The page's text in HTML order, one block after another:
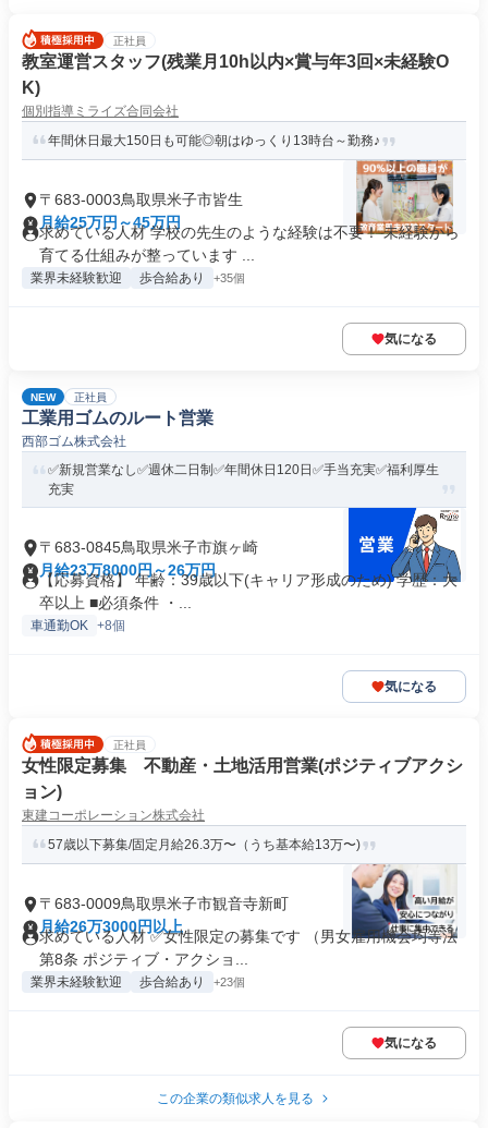
正社員
教室運営スタッフ(残業月10h以内×賞与年3回×未経験O
K)
個別指導ミライズ合同会社
年間休日最大150日も可能◎朝はゆっくり13時台～勤務♪
〒683-0003鳥取県米子市皆生
月給25万円～45万円
求めている人材 学校の先生のような経験は不要！ 未経験から
育てる仕組みが整っています ...
業界未経験歓迎 歩合給あり +35個
気になる
NEW 正社員
工業用ゴムのルート営業
西部ゴム株式会社
✅新規営業なし✅週休二日制✅年間休日120日✅手当充実✅福利厚生
充実
〒683-0845鳥取県米子市旗ヶ崎
月給23万8000円～26万円
【応募資格】 年齢：39歳以下(キャリア形成のため) 学歴：大
卒以上 ■必須条件 ・...
車通勤OK +8個
気になる
正社員
女性限定募集 不動産・土地活用営業(ポジティブアクシ
ョン)
東建コーポレーション株式会社
57歳以下募集/固定月給26.3万〜（うち基本給13万〜)
〒683-0009鳥取県米子市観音寺新町
月給26万3000円以上
求めている人材 ✅女性限定の募集です （男女雇用機会均等法
第8条 ポジティブ・アクショ...
業界未経験歓迎 歩合給あり +23個
気になる
この企業の類似求人を見る